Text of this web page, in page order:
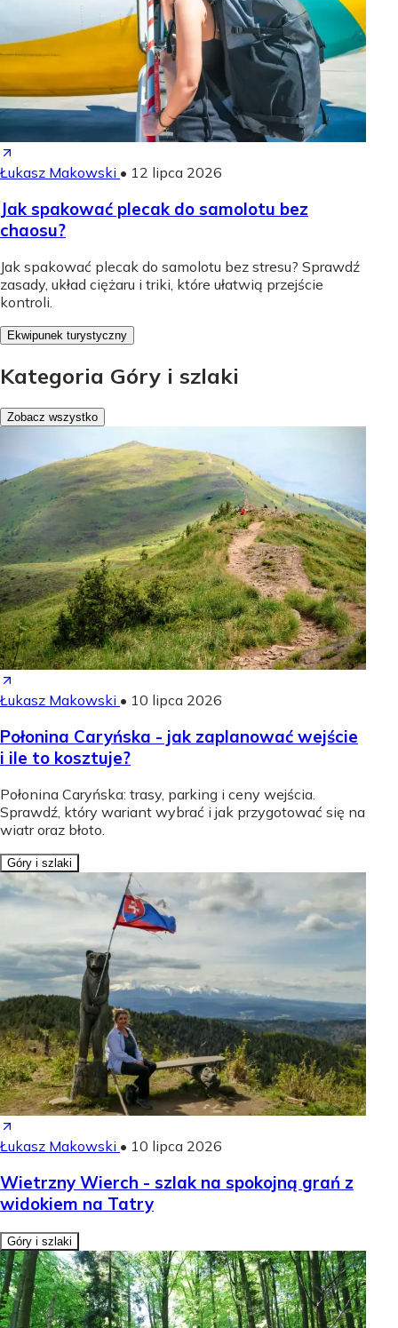
Łukasz Makowski • 12 lipca 2026
Jak spakować plecak do samolotu bez
chaosu?
Jak spakować plecak do samolotu bez stresu? Sprawdź
zasady, układ ciężaru i triki, które ułatwią przejście
kontroli.
Ekwipunek turystyczny
Kategoria Góry i szlaki
Zobacz wszystko
Łukasz Makowski • 10 lipca 2026
Połonina Caryńska - jak zaplanować wejście
i ile to kosztuje?
Połonina Caryńska: trasy, parking i ceny wejścia.
Sprawdź, który wariant wybrać i jak przygotować się na
wiatr oraz błoto.
Góry i szlaki
Łukasz Makowski • 10 lipca 2026
Wietrzny Wierch - szlak na spokojną grań z
widokiem na Tatry
Góry i szlaki